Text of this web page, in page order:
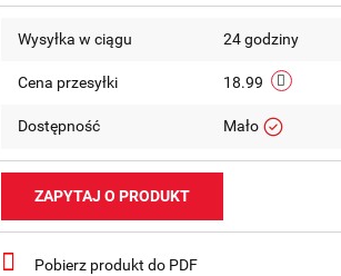
Wysyłka w ciągu 24 godziny
Cena przesyłki 18.99
Dostępność Mało
ZAPYTAJ O PRODUKT
Pobierz produkt do PDF